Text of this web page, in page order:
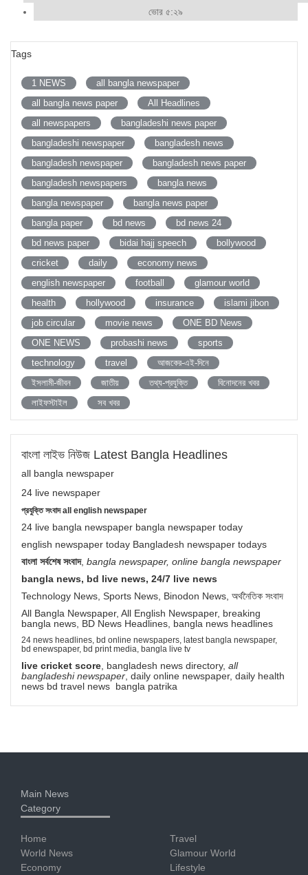
ভোর ৫:২৯
Tags
1 NEWS
all bangla newspaper
all bangla news paper
All Headlines
all newspapers
bangladeshi news paper
bangladeshi newspaper
bangladesh news
bangladesh newspaper
bangladesh news paper
bangladesh newspapers
bangla news
bangla newspaper
bangla news paper
bangla paper
bd news
bd news 24
bd news paper
bidai hajj speech
bollywood
cricket
daily
economy news
english newspaper
football
glamour world
health
hollywood insurance
islami jibon
job circular
movie news
ONE BD News
ONE NEWS
probashi news
sports
technology
travel
আজকের-এই-দিনে
ইসলামী-জীবন
জাতীয় তথ্য-প্রযুক্তি
বিনোদনের খবর
লাইফস্টাইল
সব খবর
বাংলা লাইভ নিউজ Latest Bangla Headlines
all bangla newspaper
24 live newspaper
প্রযুক্তি সংবাদ all english newspaper
24 live bangla newspaper bangla newspaper today
english newspaper today Bangladesh newspaper todays
বাংলা সর্বশেষ সংবাদ, bangla newspaper, online bangla newspaper
bangla news, bd live news, 24/7 live news
Technology News, Sports News, Binodon News, অর্থনৈতিক সংবাদ
All Bangla Newspaper, All English Newspaper, breaking
bangla news, BD News Headlines, bangla news headlines
24 news headlines, bd online newspapers, latest bangla newspaper,
bd enewspaper, bd print media, bangla live tv
live cricket score , bangladesh news directory, all
bangladeshi newspaper , daily online newspaper, daily health
news bd travel news bangla patrika
Main News
Category
Home
World News
Economy
Travel
Glamour World
Lifestyle